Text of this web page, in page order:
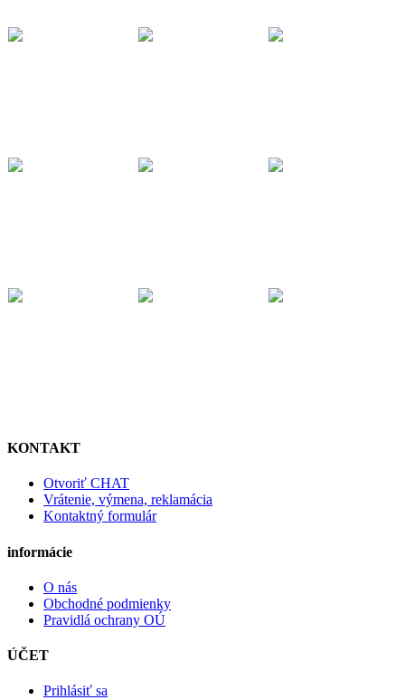
KONTAKT
Otvoriť CHAT
Vrátenie, výmena, reklamácia
Kontaktný formulár
informácie
O nás
Obchodné podmienky
Pravidlá ochrany OÚ
ÚČET
Prihlásiť sa